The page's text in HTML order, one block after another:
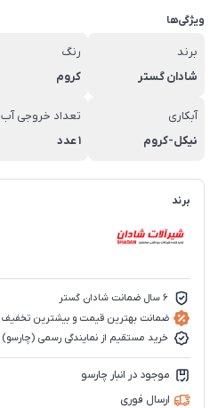
ویژگی‌ها
برند
شادان گستر
رنگ
کروم
آبکاری
نیکل-کروم
تعداد خروجی آب
1 عدد
برند
6 سال ضمانت شادان گستر
ضمانت بهترین قیمت و بیشترین تخفیف
خرید مستقیم از نمایندگی رسمی (چارسو)
موجود در انبار چارسو
ارسال فوری